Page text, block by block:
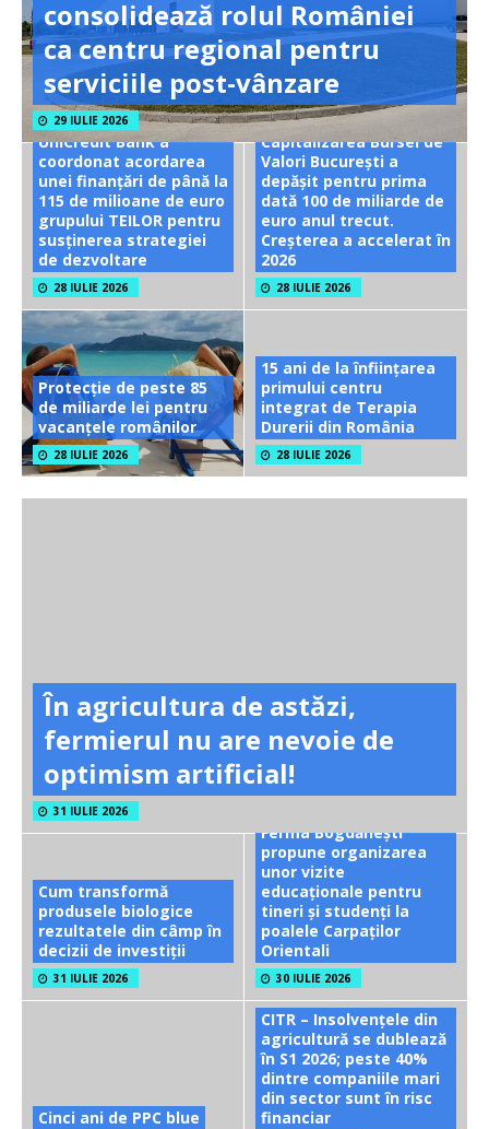
consolidează rolul României
ca centru regional pentru
serviciile post-vânzare
29 IULIE 2026
UniCredit Bank a
coordonat acordarea
unei finanțări de până la
115 de milioane de euro
grupului TEILOR pentru
susținerea strategiei
de dezvoltare
28 IULIE 2026
Capitalizarea Bursei de
Valori București a
depășit pentru prima
dată 100 de miliarde de
euro anul trecut.
Creșterea a accelerat în
2026
28 IULIE 2026
Protecție de peste 85
de miliarde lei pentru
vacanțele românilor
28 IULIE 2026
15 ani de la înființarea
primului centru
integrat de Terapia
Durerii din România
28 IULIE 2026
În agricultura de astăzi,
fermierul nu are nevoie de
optimism artificial!
31 IULIE 2026
Cum transformă
produsele biologice
rezultatele din câmp în
decizii de investiții
31 IULIE 2026
Ferma Bogdănești
propune organizarea
unor vizite
educaționale pentru
tineri și studenți la
poalele Carpaților
Orientali
30 IULIE 2026
Cinci ani de PPC blue
CITR – Insolvențele din
agricultură se dublează
în S1 2026; peste 40%
dintre companiile mari
din sector sunt în risc
financiar